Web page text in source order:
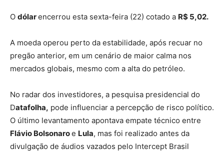
O dólarencerrou esta sexta-feira (22) cotado a R$ 5,02.
A moeda operou perto da estabilidade, após recuar no
pregão anterior, em um cenário de maior calma nos
mercados globais, mesmo com a alta do petróleo.
No radar dos investidores, a pesquisa presidencial do
Datafolha, pode influenciar a percepção de risco político.
O último levantamento apontava empate técnico entre
Flávio Bolsonaroe Lula, mas foi realizado antes da
divulgação de áudios vazados pelo Intercept Brasil